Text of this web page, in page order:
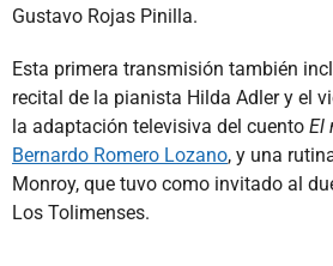
Gustavo Rojas Pinilla.
Esta primera transmisión también
recital de la pianista Hilda Adler y el
la adaptación televisiva del cuento El
Bernardo Romero Lozano, y una
Monroy, que tuvo como invitado al
Los Tolimenses.